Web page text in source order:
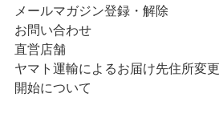
メールマガジン登録・解除
お問い合わせ
直営店舗
ヤマト運輸によるお届け先住所変
開始について